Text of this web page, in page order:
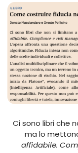
Ci sono libri che
ma lo
affidabile.